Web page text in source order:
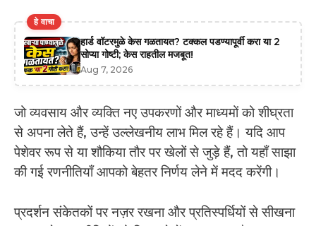
हे वाचा
हार्ड वॉटरमुळे केस गळतायत? टक्कल पडण्यापूर्वी करा या 2
सोप्या गोष्टी; केस राहतील मजबूत!
Aug 7, 2026
जो व्यवसाय और व्यक्ति नए उपकरणों और माध्यमों को शीघ्रता
से अपना लेते हैं, उन्हें उल्लेखनीय लाभ मिल रहे हैं। यदि आप
पेशेवर रूप से या शौकिया तौर पर खेलों से जुड़े हैं, तो यहाँ साझा
की गई रणनीतियाँ आपको बेहतर निर्णय लेने में मदद करेंगी।
प्रदर्शन संकेतकों पर नज़र रखना और प्रतिस्पर्धियों से सीखना